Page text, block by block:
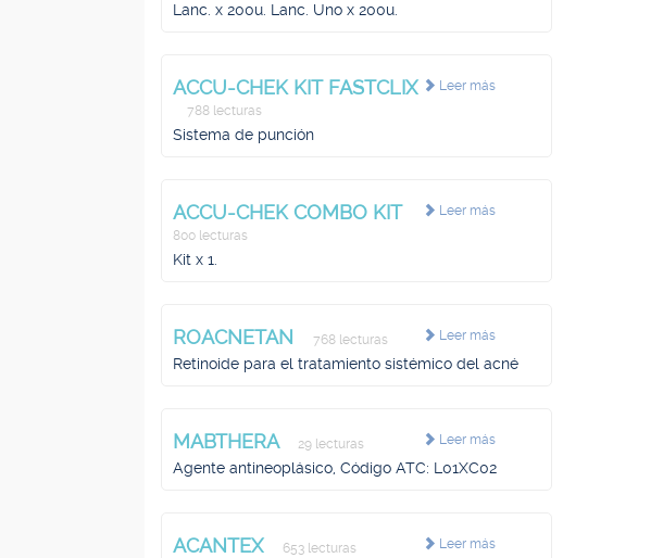
Lanc. x 200u. Lanc. Uno x 200u.
Leer más
ACCU-CHEK KIT FASTCLIX
788 lecturas
Sistema de punción
Leer más
ACCU-CHEK COMBO KIT
800 lecturas
Kit x 1.
Leer más
ROACNETAN 768 lecturas
Retinoide para el tratamiento sistémico del acné
Leer más
MABTHERA 29 lecturas
Agente antineoplásico, Código ATC: L01XC02
Leer más
ACANTEX 653 lecturas